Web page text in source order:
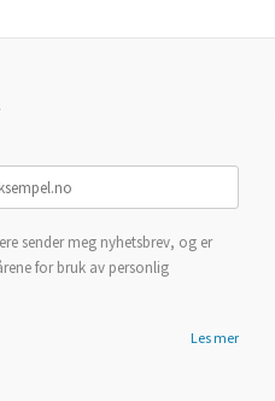
sender meg nyhetsbrev, og er
for bruk av personlig
Les mer